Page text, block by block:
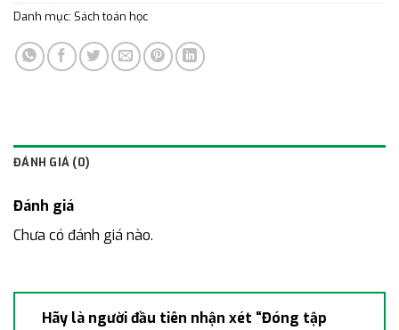
Danh mục: Sách toán học
ĐÁNH GIÁ (0)
Đánh giá
Chưa có đánh giá nào.
Hãy là người đầu tiên nhận xét “Đóng tập